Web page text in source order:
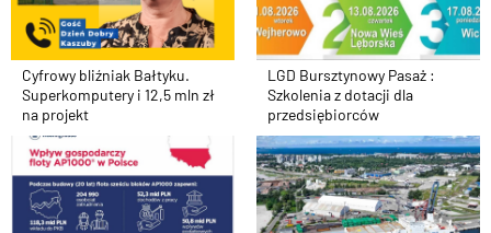
Cyfrowy bliźniak Bałtyku.
Superkomputery i 12,5 mln zł
na projekt
LGD Bursztynowy Pasaż :
Szkolenia z dotacji dla
przedsiębiorców